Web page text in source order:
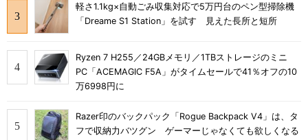
軽さ1.1kg×自動ごみ収集対応で5万円台のペン型掃除機
「Dreame S1 Station」を試す 見えた長所と短所
Ryzen 7 H255／24GBメモリ／1TBストレージのミニ
PC「ACEMAGIC F5A」がタイムセールで41％オフの10
万6998円に
Razer印のバックパック「Rogue Backpack V4」は、タ
フで収納力バツグン ゲーマーじゃなくても欲しくなる